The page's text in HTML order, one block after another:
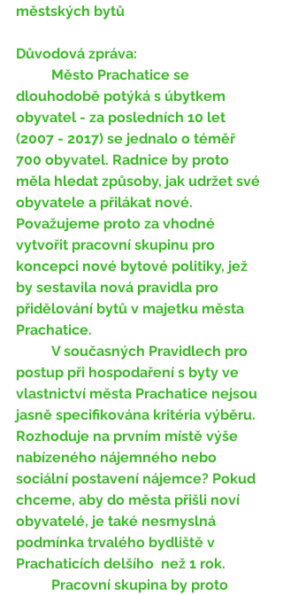
městských bytů
Důvodová zpráva:
dlouhodobě potýká s úbytkem
obyvatel - za posledních 10 let
(2007 - 2017) se jednalo o téměř
700 obyvatel. Radnice by proto
měla hledat způsoby, jak udržet své
obyvatele a přilákat nové.
Považujeme proto za vhodné
vytvořit pracovní skupinu pro
koncepci nové bytové politiky, jež
by sestavila nová pravidla pro
přidělování bytů v majetku města
Prachatice.
postup při hospodaření s byty ve
vlastnictví města Prachatice nejsou
jasně specifikována kritéria výběru.
Rozhoduje na prvním místě výše
nabízeného nájemného nebo
sociální postavení nájemce? Pokud
chceme, aby do města přišli noví
obyvatelé, je také nesmyslná
podmínka trvalého bydliště v
Prachaticích delšího  než 1 rok.